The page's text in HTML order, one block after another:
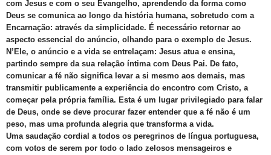
com Jesus e com o seu Evangelho, aprendendo da forma como
Deus se comunica ao longo da história humana, sobretudo com a
Encarnação: através da simplicidade. É necessário retornar ao
aspecto essencial do anúncio, olhando para o exemplo de Jesus.
N’Ele, o anúncio e a vida se entrelaçam: Jesus atua e ensina,
partindo sempre da sua relação íntima com Deus Pai. De fato,
comunicar a fé não significa levar a si mesmo aos demais, mas
transmitir publicamente a experiência do encontro com Cristo, a
começar pela própria família. Esta é um lugar privilegiado para falar
de Deus, onde se deve procurar fazer entender que a fé não é um
peso, mas uma profunda alegria que transforma a vida.
Uma saudação cordial a todos os peregrinos de língua portuguesa,
com votos de serem por todo o lado zelosos mensageiros e